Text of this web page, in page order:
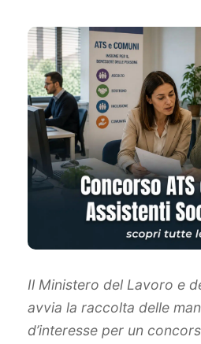
Il Ministero del Lavoro e
avvia la raccolta delle
d’interesse per un